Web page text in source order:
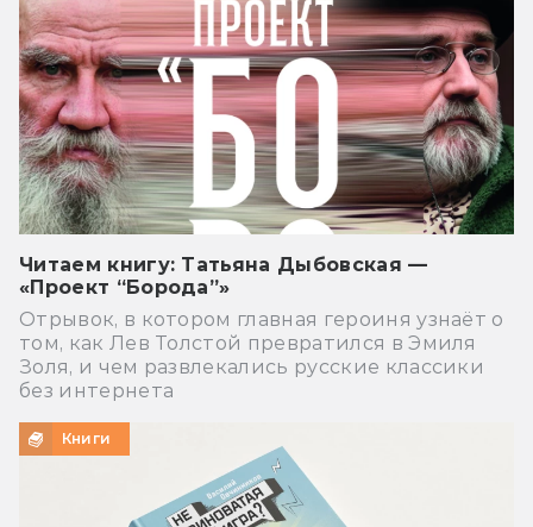
Читаем книгу: Татьяна Дыбовская —
«Проект “Борода”»
Отрывок, в котором главная героиня узнаёт о
том, как Лев Толстой превратился в Эмиля
Золя, и чем развлекались русские классики
без интернета
Книги